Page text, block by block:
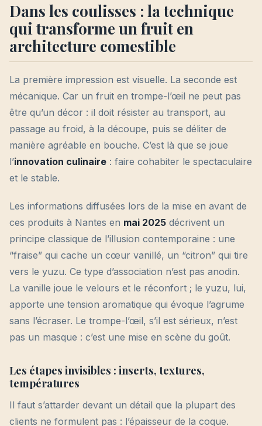
Dans les coulisses : la technique
qui transforme un fruit en
architecture comestible
La première impression est visuelle. La seconde est
mécanique. Car un fruit en trompe-l’œil ne peut pas
être qu’un décor : il doit résister au transport, au
passage au froid, à la découpe, puis se déliter de
manière agréable en bouche. C’est là que se joue
l’innovation culinaire : faire cohabiter le spectaculaire
et le stable.
Les informations diffusées lors de la mise en avant de
ces produits à Nantes en mai 2025 décrivent un
principe classique de l’illusion contemporaine : une
“fraise” qui cache un cœur vanillé, un “citron” qui tire
vers le yuzu. Ce type d’association n’est pas anodin.
La vanille joue le velours et le réconfort ; le yuzu, lui,
apporte une tension aromatique qui évoque l’agrume
sans l’écraser. Le trompe-l’œil, s’il est sérieux, n’est
pas un masque : c’est une mise en scène du goût.
Les étapes invisibles : inserts, textures,
températures
Il faut s’attarder devant un détail que la plupart des
clients ne formulent pas : l’épaisseur de la coque.